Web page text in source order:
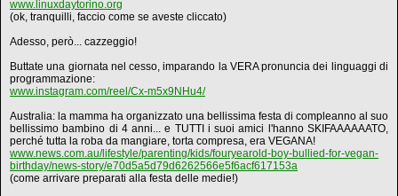
www.linuxdaytorino.org
(ok, tranquilli, faccio come se aveste cliccato)
Adesso, però... cazzeggio!
Buttate una giornata nel cesso, imparando la VERA pronuncia dei linguaggi di
programmazione:
www.instagram.com/reel/Cx-m5x9NHu4/
Australia: la mamma ha organizzato una bellissima festa di compleanno al suo
bellissimo bambino di 4 anni... e TUTTI i suoi amici l'hanno SKIFAAAAAATO,
perché tutta la roba da mangiare, torta compresa, era VEGANA!
www.news.com.au/lifestyle/parenting/kids/fouryearold-boy-bullied-for-vegan-
birthday/news-story/e70d5a5d79d6262566e5f6acf617153a
(come arrivare preparati alla festa delle medie!)